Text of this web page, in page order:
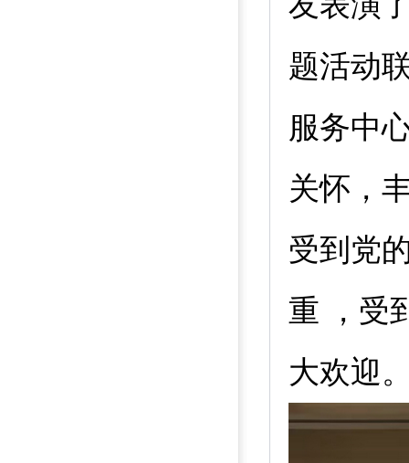
题活动
服务中
关怀，
受到党
重 ，受
大欢迎